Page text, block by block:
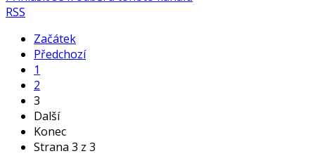
RSS
Začátek
Předchozí
1
2
3
Další
Konec
Strana 3 z 3